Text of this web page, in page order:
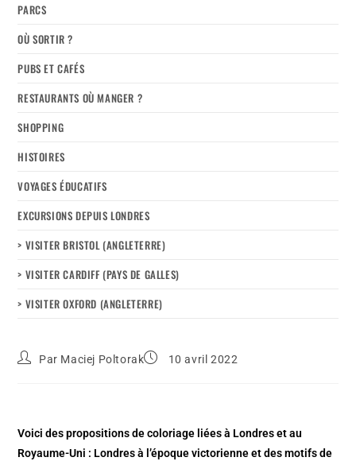
PARCS
OÙ SORTIR ?
PUBS ET CAFÉS
RESTAURANTS OÙ MANGER ?
SHOPPING
HISTOIRES
VOYAGES ÉDUCATIFS
EXCURSIONS DEPUIS LONDRES
> VISITER BRISTOL (ANGLETERRE)
> VISITER CARDIFF (PAYS DE GALLES)
> VISITER OXFORD (ANGLETERRE)
Par Maciej Poltorak 10 avril 2022
Voici des propositions de coloriage liées à Londres et au
Royaume-Uni : Londres à l’époque victorienne et des motifs de